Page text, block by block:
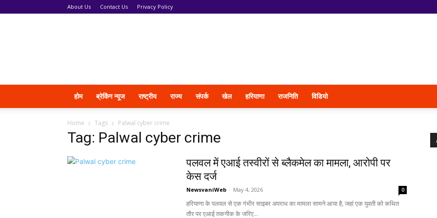
About Us Contact Us Privacy Policy
होम ब्रेकिंग न्यूज राष्ट्रीय राज्य संपर्क खेल हरियाणा राजनिति विडियो
Home Tags Palwal cyber crime
Tag: Palwal cyber crime
पलवल में एआई तस्वीरों से ब्लैकमेल का मामला, आरोपी पर
केस दर्ज
NewsvaniWeb - May 4, 2026 0
हरियाणा के पलवल से एक गंभीर साइबर अपराध का मामला सामने आया है, जहां एक युवती को कथित
तौर पर एआई तकनीक के जरिए...